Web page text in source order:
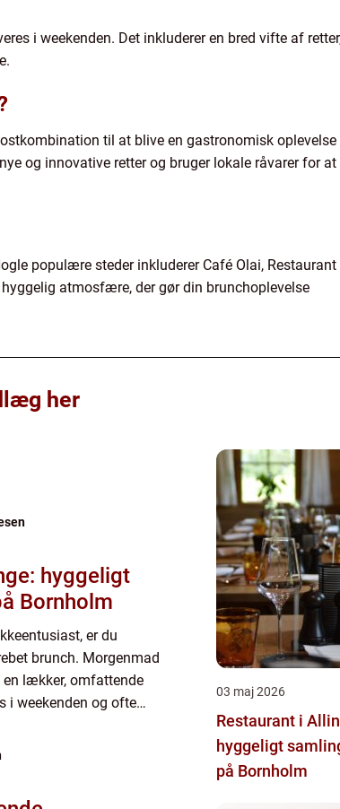
i weekenden. Det inkluderer en bred vifte af
til at blive en gastronomisk
og innovative retter og bruger lokale råvarer for at
populære steder inkluderer Café Olai, Restaurant
atmosfære, der gør din brunchoplevelse
her
hyggeligt
Bornholm
er du
brunch. Morgenmad
lækker, omfattende
i weekenden og ofte
03 maj 2026
Restaurant i
hyggeligt
på Bornholm